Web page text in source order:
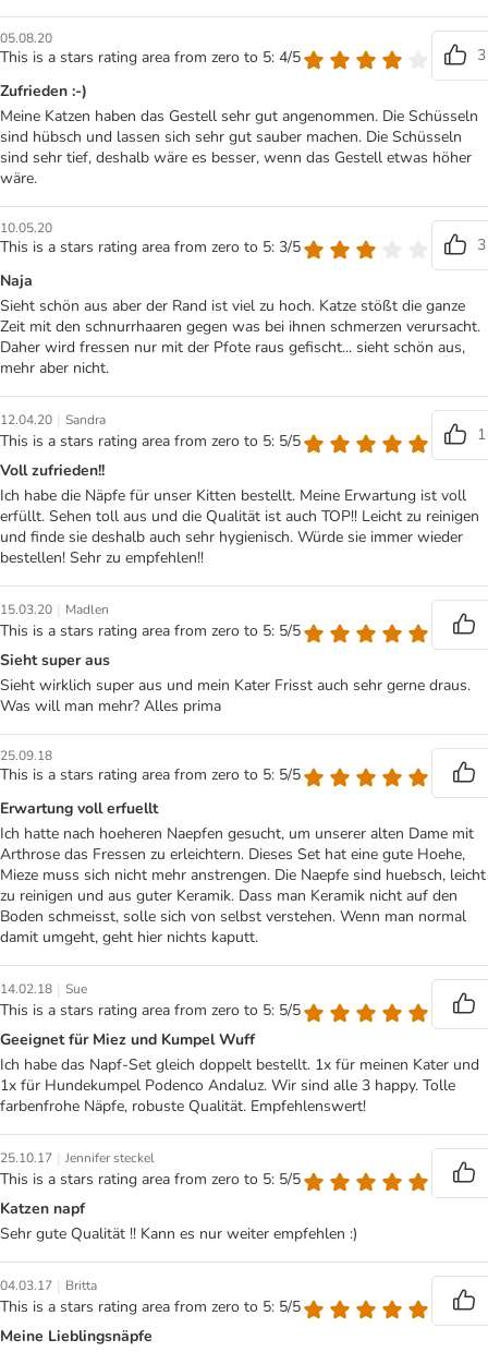
05.08.20
This is a stars rating area from zero to 5: 4/5
3
Zufrieden :-)
Meine Katzen haben das Gestell sehr gut angenommen. Die Schüsseln
sind hübsch und lassen sich sehr gut sauber machen. Die Schüsseln
sind sehr tief, deshalb wäre es besser, wenn das Gestell etwas höher
wäre.
10.05.20
This is a stars rating area from zero to 5: 3/5
3
Naja
Sieht schön aus aber der Rand ist viel zu hoch. Katze stößt die ganze
Zeit mit den schnurrhaaren gegen was bei ihnen schmerzen verursacht.
Daher wird fressen nur mit der Pfote raus gefischt... sieht schön aus,
mehr aber nicht.
12.04.20 | Sandra
This is a stars rating area from zero to 5: 5/5
1
Voll zufrieden!!
Ich habe die Näpfe für unser Kitten bestellt. Meine Erwartung ist voll
erfüllt. Sehen toll aus und die Qualität ist auch TOP!! Leicht zu reinigen
und finde sie deshalb auch sehr hygienisch. Würde sie immer wieder
bestellen! Sehr zu empfehlen!!
15.03.20 | Madlen
This is a stars rating area from zero to 5: 5/5
Sieht super aus
Sieht wirklich super aus und mein Kater Frisst auch sehr gerne draus.
Was will man mehr? Alles prima
25.09.18
This is a stars rating area from zero to 5: 5/5
Erwartung voll erfuellt
Ich hatte nach hoeheren Naepfen gesucht, um unserer alten Dame mit
Arthrose das Fressen zu erleichtern. Dieses Set hat eine gute Hoehe,
Mieze muss sich nicht mehr anstrengen. Die Naepfe sind huebsch, leicht
zu reinigen und aus guter Keramik. Dass man Keramik nicht auf den
Boden schmeisst, solle sich von selbst verstehen. Wenn man normal
damit umgeht, geht hier nichts kaputt.
14.02.18 | Sue
This is a stars rating area from zero to 5: 5/5
Geeignet für Miez und Kumpel Wuff
Ich habe das Napf-Set gleich doppelt bestellt. 1x für meinen Kater und
1x für Hundekumpel Podenco Andaluz. Wir sind alle 3 happy. Tolle
farbenfrohe Näpfe, robuste Qualität. Empfehlenswert!
25.10.17 | Jennifer steckel
This is a stars rating area from zero to 5: 5/5
Katzen napf
Sehr gute Qualität !! Kann es nur weiter empfehlen :)
04.03.17 | Britta
This is a stars rating area from zero to 5: 5/5
Meine Lieblingsnäpfe